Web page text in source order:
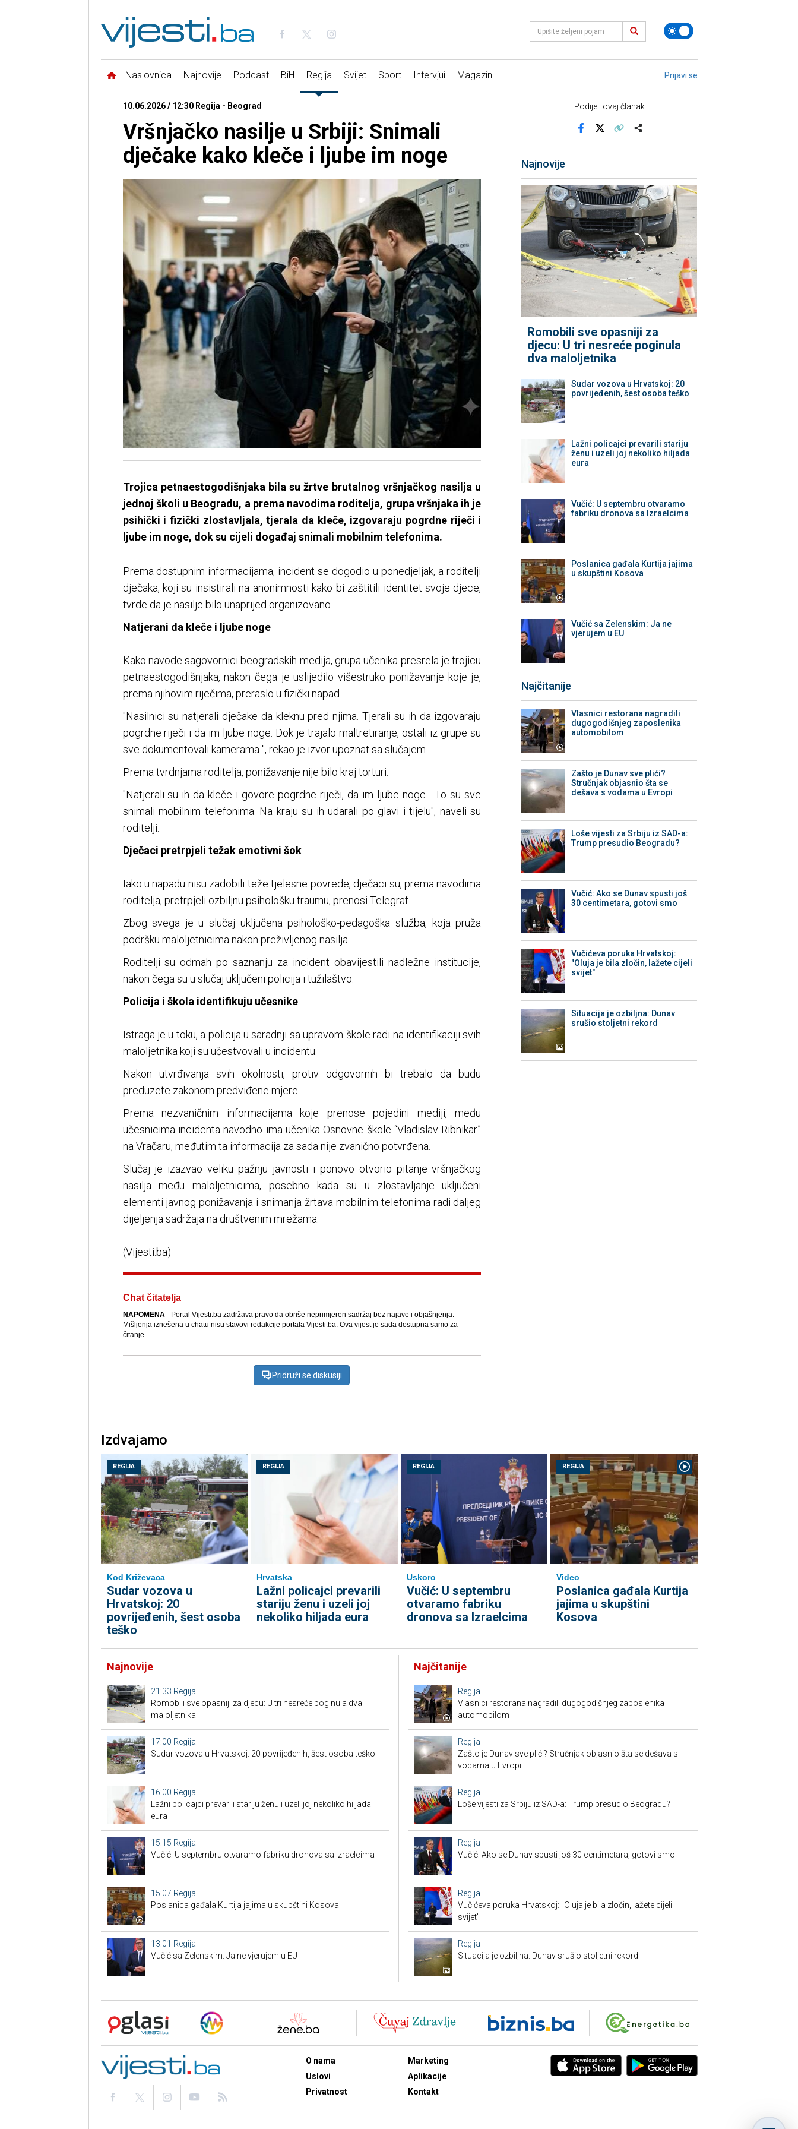
Naslovnica Najnovije Podcast BiH Regija Svijet Sport Intervjui Magazin Prijavi se
10.06.2026 / 12:30 Regija - Beograd
Vršnjačko nasilje u Srbiji: Snimali
dječake kako kleče i ljube im noge
Trojica petnaestogodišnjaka bila su žrtve brutalnog vršnjačkog nasilja u
jednoj školi u Beogradu, a prema navodima roditelja, grupa vršnjaka ih je
psihički i fizički zlostavljala, tjerala da kleče, izgovaraju pogrdne riječi i
ljube im noge, dok su cijeli događaj snimali mobilnim telefonima.
Prema dostupnim informacijama, incident se dogodio u ponedjeljak, a roditelji
dječaka, koji su insistirali na anonimnosti kako bi zaštitili identitet svoje djece,
tvrde da je nasilje bilo unaprijed organizovano.
Natjerani da kleče i ljube noge
Kako navode sagovornici beogradskih medija, grupa učenika presrela je trojicu
petnaestogodišnjaka, nakon čega je uslijedilo višestruko ponižavanje koje je,
prema njihovim riječima, preraslo u fizički napad.
"Nasilnici su natjerali dječake da kleknu pred njima. Tjerali su ih da izgovaraju
pogrdne riječi i da im ljube noge. Dok je trajalo maltretiranje, ostali iz grupe su
sve dokumentovali kamerama ", rekao je izvor upoznat sa slučajem.
Prema tvrdnjama roditelja, ponižavanje nije bilo kraj torturi.
"Natjerali su ih da kleče i govore pogrdne riječi, da im ljube noge... To su sve
snimali mobilnim telefonima. Na kraju su ih udarali po glavi i tijelu", naveli su
roditelji.
Dječaci pretrpjeli težak emotivni šok
Iako u napadu nisu zadobili teže tjelesne povrede, dječaci su, prema navodima
roditelja, pretrpjeli ozbiljnu psihološku traumu, prenosi Telegraf.
Zbog svega je u slučaj uključena psihološko-pedagoška služba, koja pruža
podršku maloljetnicima nakon preživljenog nasilja.
Roditelji su odmah po saznanju za incident obavijestili nadležne institucije,
nakon čega su u slučaj uključeni policija i tužilaštvo.
Policija i škola identifikuju učesnike
Istraga je u toku, a policija u saradnji sa upravom škole radi na identifikaciji svih
maloljetnika koji su učestvovali u incidentu.
Nakon utvrđivanja svih okolnosti, protiv odgovornih bi trebalo da budu
preduzete zakonom predviđene mjere.
Prema nezvaničnim informacijama koje prenose pojedini mediji, među
učesnicima incidenta navodno ima učenika Osnovne škole “Vladislav Ribnikar”
na Vračaru, međutim ta informacija za sada nije zvanično potvrđena.
Slučaj je izazvao veliku pažnju javnosti i ponovo otvorio pitanje vršnjačkog
nasilja među maloljetnicima, posebno kada su u zlostavljanje uključeni
elementi javnog ponižavanja i snimanja žrtava mobilnim telefonima radi daljeg
dijeljenja sadržaja na društvenim mrežama.
(Vijesti.ba)
Chat čitatelja
NAPOMENA- Portal Vijesti.ba zadržava pravo da obriše neprimjeren sadržaj bez najave i objašnjenja.
Mišljenja iznešena u chatu nisu stavovi redakcije portala Vijesti.ba. Ova vijest je sada dostupna samo za
čitanje.
Pridruži se diskusiji
Podijeli ovaj članak
Najnovije
Romobili sve opasniji za
djecu: U tri nesreće poginula
dva maloljetnika
Sudar vozova u Hrvatskoj: 20
povrijeđenih, šest osoba teško
Lažni policajci prevarili stariju
ženu i uzeli joj nekoliko hiljada
eura
Vučić: U septembru otvaramo
fabriku dronova sa Izraelcima
Poslanica gađala Kurtija jajima
u skupštini Kosova
Vučić sa Zelenskim: Ja ne
vjerujem u EU
Najčitanije
Vlasnici restorana nagradili
dugogodišnjeg zaposlenika
automobilom
Zašto je Dunav sve plići?
Stručnjak objasnio šta se
dešava s vodama u Evropi
Loše vijesti za Srbiju iz SAD-a:
Trump presudio Beogradu?
Vučić: Ako se Dunav spusti još
30 centimetara, gotovi smo
Vučićeva poruka Hrvatskoj:
"Oluja je bila zločin, lažete cijeli
svijet"
Situacija je ozbiljna: Dunav
srušio stoljetni rekord
Izdvajamo
REGIJA
Kod Križevaca
Sudar vozova u
Hrvatskoj: 20
povrijeđenih, šest osoba
teško
REGIJA
Hrvatska
Lažni policajci prevarili
stariju ženu i uzeli joj
nekoliko hiljada eura
REGIJA
Uskoro
Vučić: U septembru
otvaramo fabriku
dronova sa Izraelcima
REGIJA
Video
Poslanica gađala Kurtija
jajima u skupštini
Kosova
Najnovije
21:33 Regija
Romobili sve opasniji za djecu: U tri nesreće poginula dva
maloljetnika
17:00 Regija
Sudar vozova u Hrvatskoj: 20 povrijeđenih, šest osoba teško
16:00 Regija
Lažni policajci prevarili stariju ženu i uzeli joj nekoliko hiljada
eura
15:15 Regija
Vučić: U septembru otvaramo fabriku dronova sa Izraelcima
15:07 Regija
Poslanica gađala Kurtija jajima u skupštini Kosova
13:01 Regija
Vučić sa Zelenskim: Ja ne vjerujem u EU
Najčitanije
Regija
Vlasnici restorana nagradili dugogodišnjeg zaposlenika
automobilom
Regija
Zašto je Dunav sve plići? Stručnjak objasnio šta se dešava s
vodama u Evropi
Regija
Loše vijesti za Srbiju iz SAD-a: Trump presudio Beogradu?
Regija
Vučić: Ako se Dunav spusti još 30 centimetara, gotovi smo
Regija
Vučićeva poruka Hrvatskoj: "Oluja je bila zločin, lažete cijeli
svijet"
Regija
Situacija je ozbiljna: Dunav srušio stoljetni rekord
O nama
Uslovi
Privatnost
Marketing
Aplikacije
Kontakt